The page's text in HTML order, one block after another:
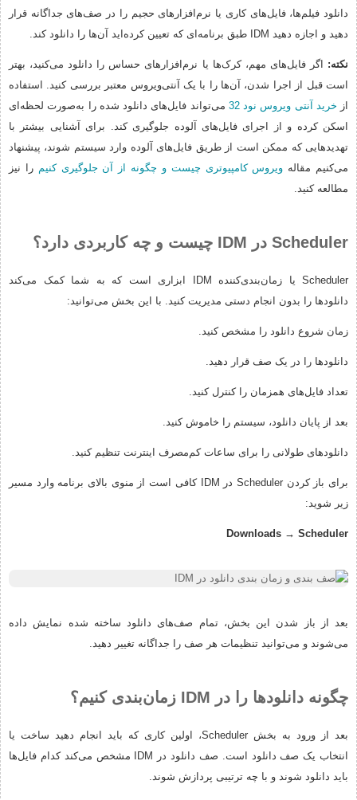
دانلود فیلم‌ها، فایل‌های کاری یا نرم‌افزارهای حجیم را در صف‌های جداگانه قرار
دهید و اجازه دهید IDM طبق برنامه‌ای که تعیین کرده‌اید آن‌ها را دانلود کند.
نکته: اگر فایل‌های مهم، کرک‌ها یا نرم‌افزارهای حساس را دانلود می‌کنید، بهتر
است قبل از اجرا شدن، آن‌ها را با یک آنتی‌ویروس معتبر بررسی کنید. استفاده
از خرید آنتی ویروس نود 32
می‌تواند فایل‌های دانلود شده را به‌صورت لحظه‌ای
اسکن کرده و از اجرای فایل‌های آلوده جلوگیری کند. برای آشنایی بیشتر با
تهدیدهایی که ممکن است از طریق فایل‌های آلوده وارد سیستم شوند، پیشنهاد
می‌کنیم مقاله ویروس کامپیوتری چیست و چگونه از آن جلوگیری کنیم را نیز
مطالعه کنید.
Scheduler در IDM چیست و چه کاربردی دارد؟
Scheduler یا زمان‌بندی‌کننده IDM ابزاری است که به شما کمک می‌کند
دانلودها را بدون انجام دستی مدیریت کنید. با این بخش می‌توانید:
زمان شروع دانلود را مشخص کنید.
دانلودها را در یک صف قرار دهید.
تعداد فایل‌های همزمان را کنترل کنید.
بعد از پایان دانلود، سیستم را خاموش کنید.
دانلودهای طولانی را برای ساعات کم‌مصرف اینترنت تنظیم کنید.
برای باز کردن Scheduler در IDM کافی است از منوی بالای برنامه وارد مسیر
زیر شوید:
Downloads → Scheduler
بعد از باز شدن این بخش، تمام صف‌های دانلود ساخته شده نمایش داده
می‌شوند و می‌توانید تنظیمات هر صف را جداگانه تغییر دهید.
چگونه دانلودها را در IDM زمان‌بندی کنیم؟
بعد از ورود به بخش Scheduler، اولین کاری که باید انجام دهید ساخت یا
انتخاب یک صف دانلود است. صف دانلود در IDM مشخص می‌کند کدام فایل‌ها
باید دانلود شوند و با چه ترتیبی پردازش شوند.